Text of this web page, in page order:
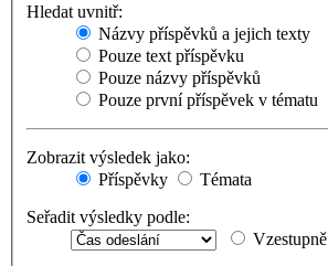
Hledat uvnitř:
Názvy příspěvků a jejich texty
Pouze text příspěvku
Pouze názvy příspěvků
Pouze první příspěvek v tématu
Zobrazit výsledek jako:
Příspěvky
Témata
Seřadit výsledky podle:
Vzestupně